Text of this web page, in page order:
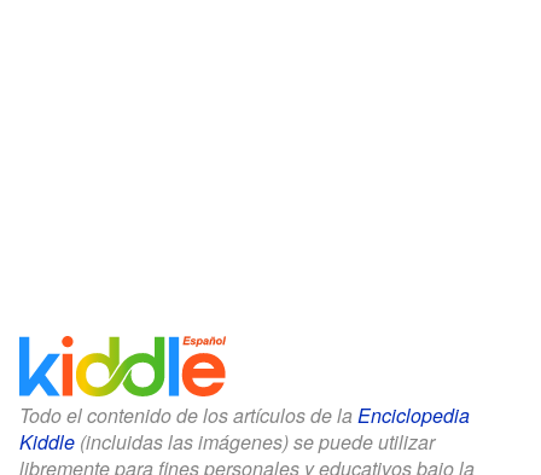
Todo el contenido de los artículos de la Enciclopedia
Kiddle (incluidas las imágenes) se puede utilizar
libremente para fines personales y educativos bajo la